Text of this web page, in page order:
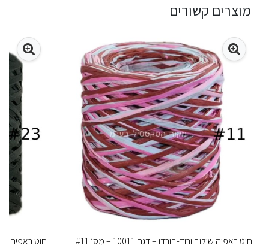
מוצרים קשורים
חוט ראפיה שילוב ורוד-בורדו – דגם 10011 – מס’ #11
חוט ראפיה ירוק כהה